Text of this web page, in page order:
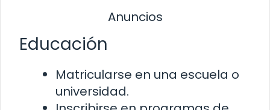
Anuncios
Educación
Matricularse en una escuela o
universidad.